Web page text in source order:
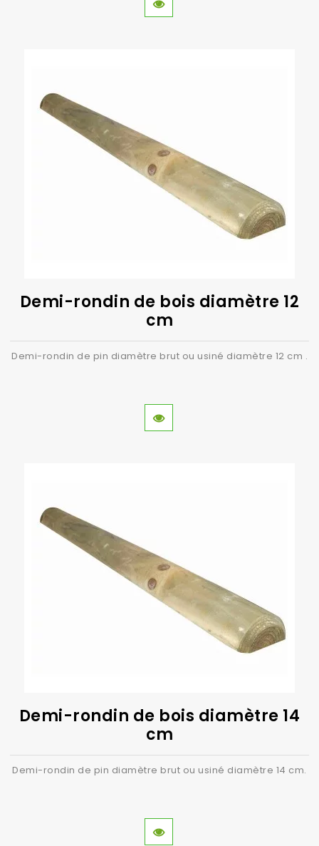
Demi-rondin de bois diamètre 12
cm
Demi-rondin de pin diamètre brut ou usiné diamètre 12 cm .
Demi-rondin de bois diamètre 14
cm
Demi-rondin de pin diamètre brut ou usiné diamètre 14 cm.